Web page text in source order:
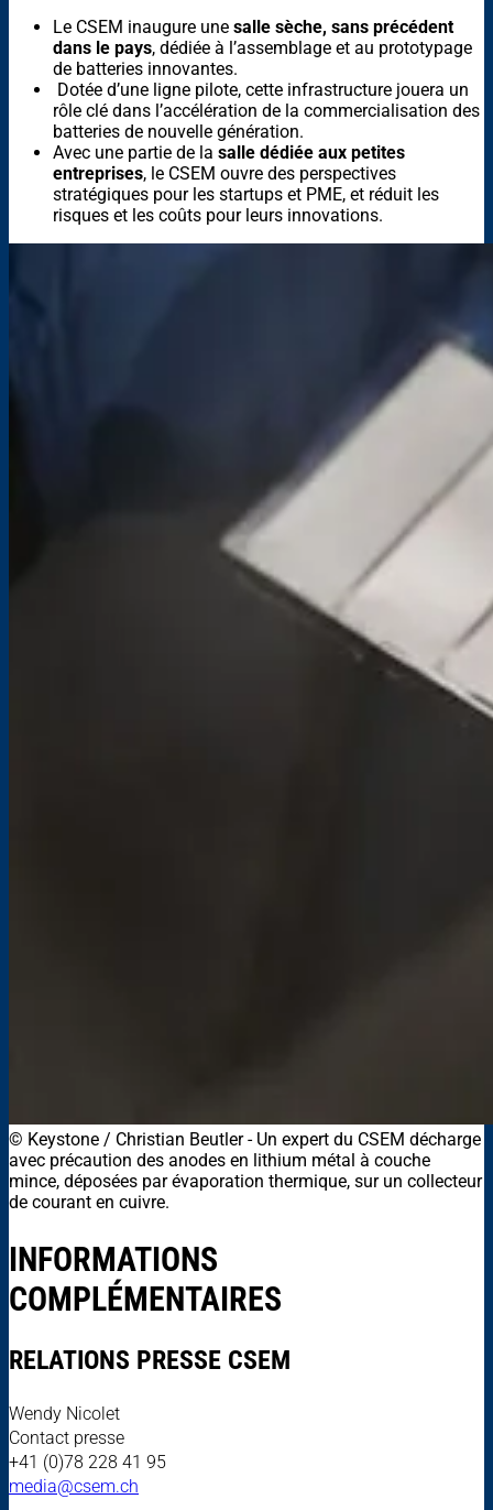
Le CSEM inaugure une salle sèche, sans précédent
dans le pays, dédiée à l’assemblage et au prototypage
de batteries innovantes.
Dotée d’une ligne pilote, cette infrastructure jouera un
rôle clé dans l’accélération de la commercialisation des
batteries de nouvelle génération.
Avec une partie de la salle dédiée aux petites
entreprises, le CSEM ouvre des perspectives
stratégiques pour les startups et PME, et réduit les
risques et les coûts pour leurs innovations.
© Keystone / Christian Beutler- Un expert du CSEM décharge
avec précaution des anodes en lithium métal à couche
mince, déposées par évaporation thermique, sur un collecteur
de courant en cuivre.
INFORMATIONS
COMPLÉMENTAIRES
RELATIONS PRESSE CSEM
Wendy Nicolet
Contact presse
+41 (0)78 228 41 95
media@csem.ch